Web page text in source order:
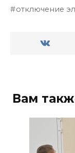
отключение
Вам